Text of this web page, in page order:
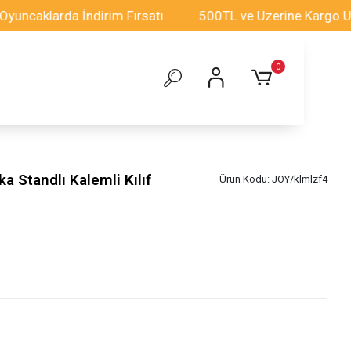
İndirim Fırsatı 500TL ve Üzerine Kargo Ücretsiz!
0
Standlı Kalemli Kılıf Ürün Kodu: JOY/klmlzf4